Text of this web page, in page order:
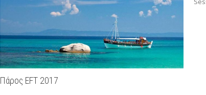
Πάρος EFT 2017